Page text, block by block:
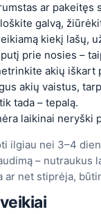
ar pakeitęs
galvą,
kiekį lašų,
prie nosies –
akių iškart
akių vaistus,
tada – tepalą.
laikinai neryški
ilgiau nei 3–4
–
ar net stiprėja,